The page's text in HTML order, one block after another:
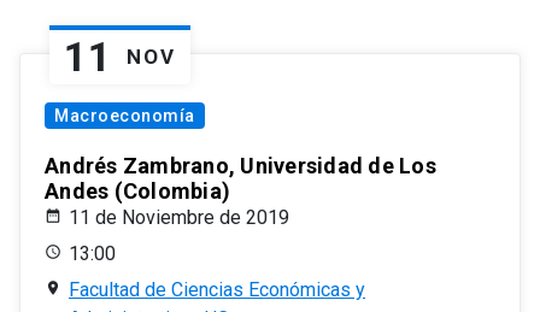
11 NOV
Macroeconomía
Andrés Zambrano, Universidad de Los
Andes (Colombia)
11 de Noviembre de 2019
13:00
Facultad de Ciencias Económicas y